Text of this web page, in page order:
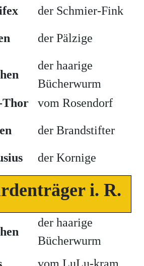
der Schmier-Fink
der Pälzige
der haarige
Bücherwurm
Thor vom Rosendorf
der Brandstifter
der Kornige
i. R.
der haarige
Bücherwurm